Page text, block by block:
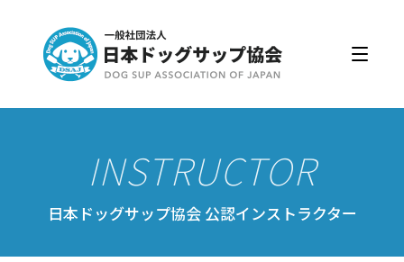
入会・更新
公認スクール・インストラクター
公認スクール案内
日本ドッグサップ協会 公認インストラクター